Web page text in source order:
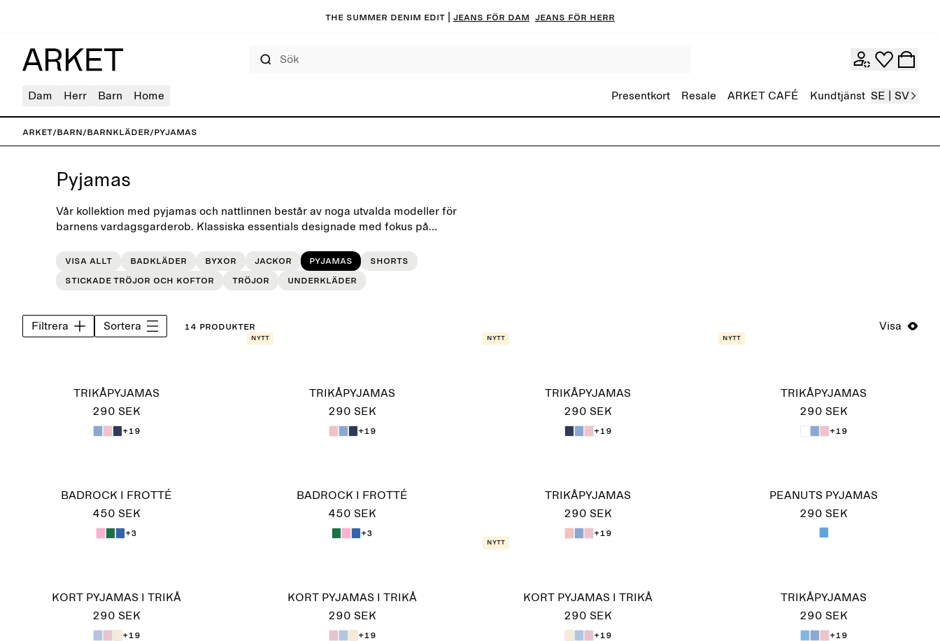
The summer denim edit | Jeans för dam Jeans för herr
Dam Herr Barn Home Presentkort Resale ARKET CAFÉ Kundtjänst SE | SV
ARKET/Barn/Barnkläder/Pyjamas
Pyjamas
Vår kollektion med pyjamas och nattlinnen består av noga utvalda modeller för
barnens vardagsgarderob. Klassiska essentials designade med fokus på
Visa allt
Badkläder Byxor Jackor Pyjamas
Shorts
Stickade tröjor och koftor
Tröjor Underkläder
Filtrera Sortera 14 Produkter Visa
TRIKÅPYJAMAS
290 SEK
+19
Nytt
TRIKÅPYJAMAS
290 SEK
+19
Nytt
TRIKÅPYJAMAS
290 SEK
+19
Nytt
TRIKÅPYJAMAS
290 SEK
+19
BADROCK I FROTTÉ
450 SEK
+3
BADROCK I FROTTÉ
450 SEK
+3
TRIKÅPYJAMAS
290 SEK
+19
PEANUTS PYJAMAS
290 SEK
KORT PYJAMAS I TRIKÅ
290 SEK
+19
KORT PYJAMAS I TRIKÅ
290 SEK
+19
Nytt
KORT PYJAMAS I TRIKÅ
290 SEK
+19
TRIKÅPYJAMAS
290 SEK
+19